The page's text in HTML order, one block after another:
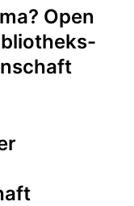
Open